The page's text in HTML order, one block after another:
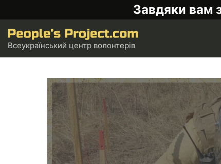
Завдяки вам
Всеукраїнський центр волонтерів